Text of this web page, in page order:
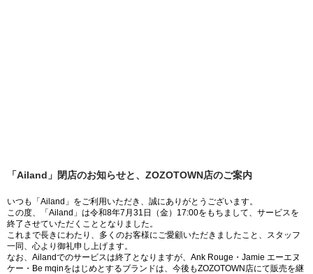
「Ailand」閉店のお知らせと、ZOZOTOWN店のご案内
いつも「Ailand」をご利用いただき、誠にありがとうございます。
この度、「Ailand」は令和8年7月31日（金）17:00をもちまして、サービスを
終了させていただくこととなりました。
これまで長きにわたり、多くのお客様にご愛顧いただきましたこと、スタッフ
一同、心より御礼申し上げます。
なお、Ailandでのサービスは終了となりますが、Ank Rouge・Jamie エーエヌ
ケー・Be mqinをはじめとするブランドは、今後もZOZOTOWN店にて販売を継